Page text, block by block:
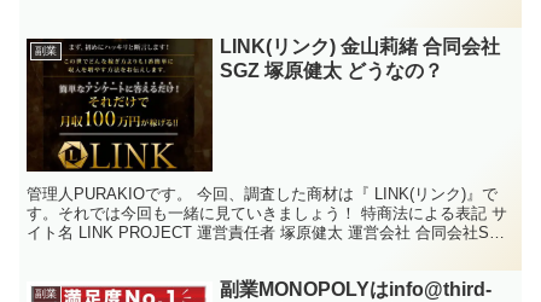
副業
LINK(リンク) 金山莉緒 合同会社
SGZ 塚原健太 どうなの？
管理人PURAKIOです。 今回、調査した商材は『 LINK(リンク)』で
す。それでは今回も一緒に見ていきましょう！ 特商法による表記 サ
イト名 LINK PROJECT 運営責任者 塚原健太 運営会社 合同会社SGZ
副業
副業MONOPOLYはinfo@third-